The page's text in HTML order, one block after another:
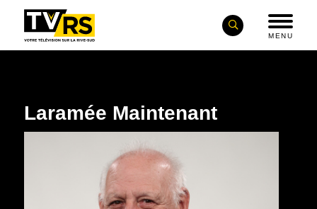
MENU
Laramée Maintenant